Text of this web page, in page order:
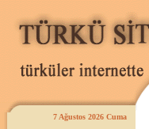
7 Ağustos 2026 Cuma